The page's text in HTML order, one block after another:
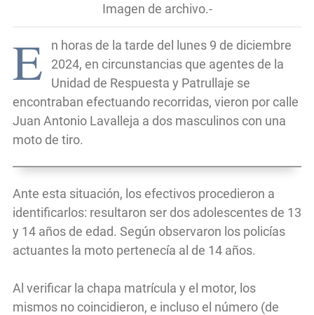
Imagen de archivo.-
E
n horas de la tarde del lunes 9 de diciembre
2024, en circunstancias que agentes de la
Unidad de Respuesta y Patrullaje se
encontraban efectuando recorridas, vieron por calle
Juan Antonio Lavalleja a dos masculinos con una
moto de tiro.
Ante esta situación, los efectivos procedieron a
identificarlos: resultaron ser dos adolescentes de 13
y 14 años de edad. Según observaron los policías
actuantes la moto pertenecía al de 14 años.
Al verificar la chapa matrícula y el motor, los
mismos no coincidieron, e incluso el número (de